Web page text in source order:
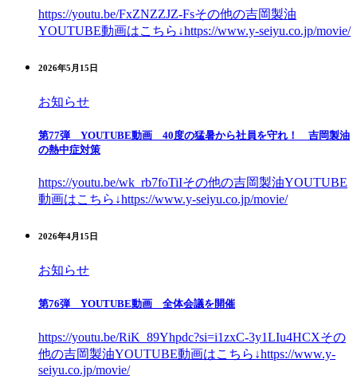
https://youtu.be/FxZNZZJZ-Fsその他の吉岡製油
YOUTUBE動画はこちら↓https://www.y-seiyu.co.jp/movie/
2026年5月15日
お知らせ
第77弾 YOUTUBE動画 40度の猛暑から社員を守れ！ 吉岡製油
の熱中症対策
https://youtu.be/wk_rb7foTiIその他の吉岡製油YOUTUBE
動画はこちら↓https://www.y-seiyu.co.jp/movie/
2026年4月15日
お知らせ
第76弾 YOUTUBE動画 全体会議を開催
https://youtu.be/RiK_89Yhpdc?si=i1zxC-3y1LIu4HCXその
他の吉岡製油YOUTUBE動画はこちら↓https://www.y-
seiyu.co.jp/movie/